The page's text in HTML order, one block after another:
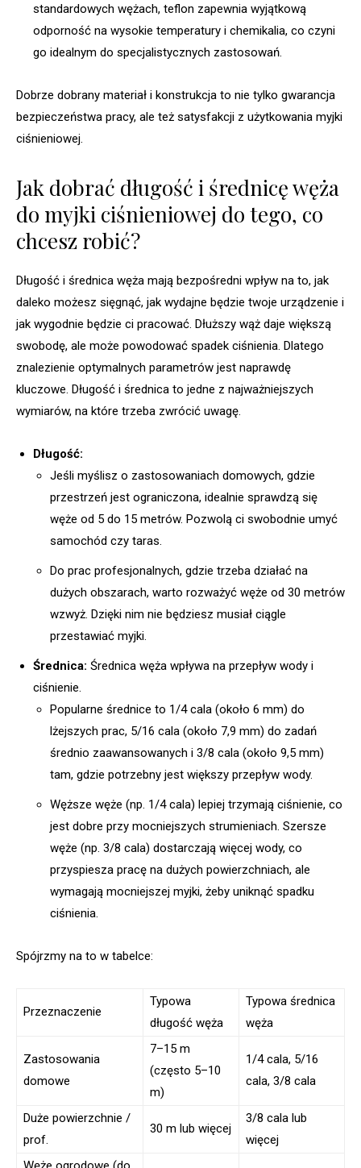
standardowych wężach, teflon zapewnia wyjątkową
odporność na wysokie temperatury i chemikalia, co czyni
go idealnym do specjalistycznych zastosowań.
Dobrze dobrany materiał i konstrukcja to nie tylko gwarancja
bezpieczeństwa pracy, ale też satysfakcji z użytkowania myjki
ciśnieniowej.
Jak dobrać długość i średnicę węża
do myjki ciśnieniowej do tego, co
chcesz robić?
Długość i średnica węża mają bezpośredni wpływ na to, jak
daleko możesz sięgnąć, jak wydajne będzie twoje urządzenie i
jak wygodnie będzie ci pracować. Dłuższy wąż daje większą
swobodę, ale może powodować spadek ciśnienia. Dlatego
znalezienie optymalnych parametrów jest naprawdę
kluczowe. Długość i średnica to jedne z najważniejszych
wymiarów, na które trzeba zwrócić uwagę.
Długość:
Jeśli myślisz o zastosowaniach domowych, gdzie
przestrzeń jest ograniczona, idealnie sprawdzą się
węże od 5 do 15 metrów. Pozwolą ci swobodnie umyć
samochód czy taras.
Do prac profesjonalnych, gdzie trzeba działać na
dużych obszarach, warto rozważyć węże od 30 metrów
wzwyż. Dzięki nim nie będziesz musiał ciągle
przestawiać myjki.
Średnica: Średnica węża wpływa na przepływ wody i
ciśnienie.
Popularne średnice to 1/4 cala (około 6 mm) do
lżejszych prac, 5/16 cala (około 7,9 mm) do zadań
średnio zaawansowanych i 3/8 cala (około 9,5 mm)
tam, gdzie potrzebny jest większy przepływ wody.
Węższe węże (np. 1/4 cala) lepiej trzymają ciśnienie, co
jest dobre przy mocniejszych strumieniach. Szersze
węże (np. 3/8 cala) dostarczają więcej wody, co
przyspiesza pracę na dużych powierzchniach, ale
wymagają mocniejszej myjki, żeby uniknąć spadku
ciśnienia.
Spójrzmy na to w tabelce:
Przeznaczenie
Typowa
długość węża
Typowa średnica
węża
Zastosowania
domowe
7–15 m
(często 5–10
m)
1/4 cala, 5/16
cala, 3/8 cala
Duże powierzchnie /
prof.
30 m lub więcej
3/8 cala lub
więcej